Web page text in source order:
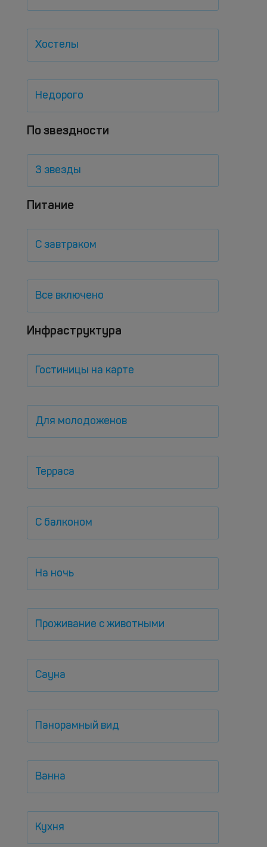
Хостелы
Недорого
По звездности
3 звезды
Питание
С завтраком
Все включено
Инфраструктура
Гостиницы на карте
Для молодоженов
Терраса
С балконом
На ночь
Проживание с животными
Сауна
Панорамный вид
Ванна
Кухня